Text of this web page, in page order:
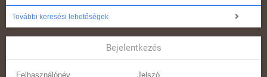
További keresési lehetőségek
Bejelentkezés